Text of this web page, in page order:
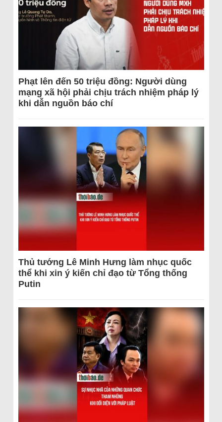
Phạt lên đến 50 triệu đồng: Người dùng
mạng xã hội phải chịu trách nhiệm pháp lý
khi dẫn nguồn báo chí
Thủ tướng Lê Minh Hưng làm nhục quốc
thể khi xin ý kiến chỉ đạo từ Tổng thống
Putin